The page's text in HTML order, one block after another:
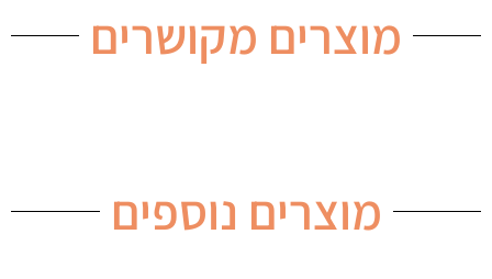
מוצרים מקושרים
מוצרים נוספים